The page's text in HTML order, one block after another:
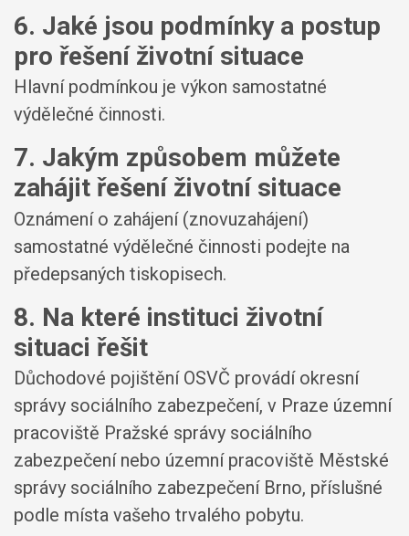
6. Jaké jsou podmínky a postup
pro řešení životní situace
Hlavní podmínkou je výkon samostatné
výdělečné činnosti.
7. Jakým způsobem můžete
zahájit řešení životní situace
Oznámení o zahájení (znovuzahájení)
samostatné výdělečné činnosti podejte na
předepsaných tiskopisech.
8. Na které instituci životní
situaci řešit
Důchodové pojištění OSVČ provádí okresní
správy sociálního zabezpečení, v Praze územní
pracoviště Pražské správy sociálního
zabezpečení nebo územní pracoviště Městské
správy sociálního zabezpečení Brno, příslušné
podle místa vašeho trvalého pobytu.